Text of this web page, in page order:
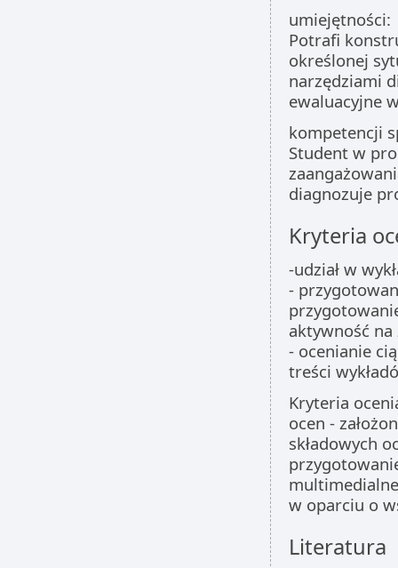
umiejętności:
Potrafi
określonej
narzędziami
ewaluacyjne
kompetencji
Student w
diagnozuje
Kryteria
-udział w
-
aktywność na
- ocenianie
treści
Kryteria
ocen -
składowych
w oparciu o
Literatura